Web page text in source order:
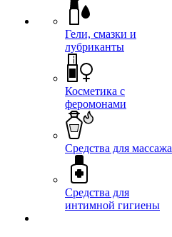
Гели, смазки и
лубриканты
Косметика с
феромонами
Средства для массажа
Средства для
интимной гигиены